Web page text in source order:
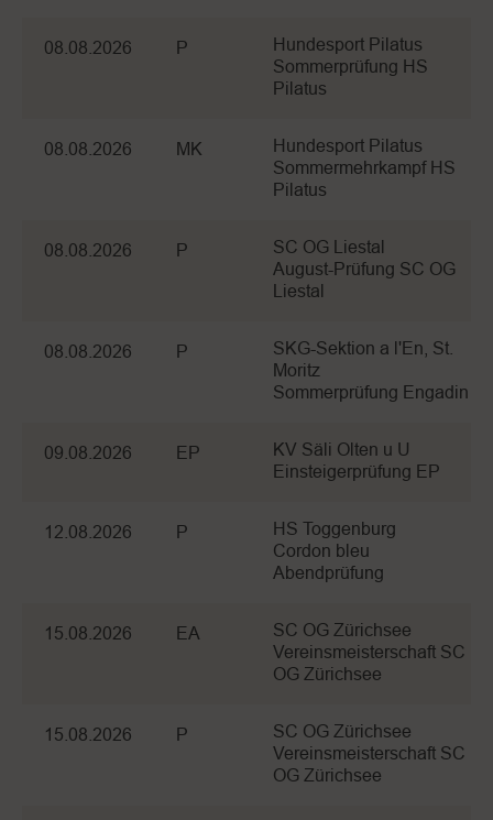
08.08.2026 P
Hundesport Pilatus
Sommerprüfung HS
Pilatus
08.08.2026 MK
Hundesport Pilatus
Sommermehrkampf HS
Pilatus
08.08.2026 P
SC OG Liestal
August-Prüfung SC OG
Liestal
08.08.2026 P
SKG-Sektion a l'En, St.
Moritz
Sommerprüfung Engadin
09.08.2026 EP
KV Säli Olten u U
Einsteigerprüfung EP
12.08.2026 P
HS Toggenburg
Cordon bleu
Abendprüfung
15.08.2026 EA
SC OG Zürichsee
Vereinsmeisterschaft SC
OG Zürichsee
15.08.2026 P
SC OG Zürichsee
Vereinsmeisterschaft SC
OG Zürichsee